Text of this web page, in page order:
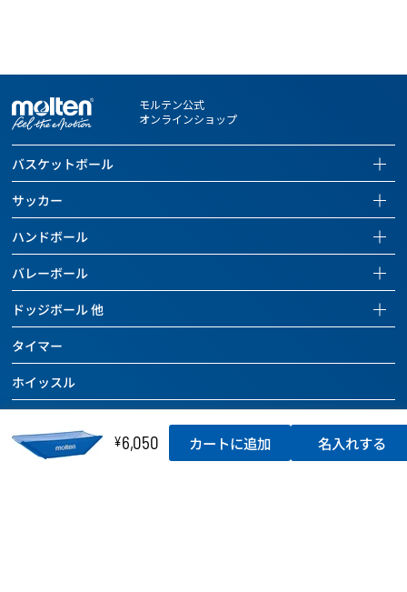
¥6,050 カートに追加 名入れする
きなくなる場合がございます。
モルテン公式
オンラインショップ
バスケットボール
バスケットボールページを見る
全ての商品を見る
バスケットボール
バッグ
ボールケアグッズ
チーム用具
レフェリー用具
トレーニング用具
カウンター
バスケットボール関連用具
サッカー
サッカーページを見る
全ての商品を見る
サッカーボール
バッグ
ボールケアグッズ
チーム用具
レフェリー用具
トレーニング用具
ハンドボール
ハンドボールページを見る
全ての商品を見る
ハンドボール
バッグ
ボールケアグッズ
チーム用具
レフェリー用具
バレーボール
バレーボールページを見る
全ての商品を見る
バレーボール
バッグ
チーム用具
ドッジボール 他
ドッジボールページを見る
全ての商品を見る
ドッジボール
その他のボール
バッグ
タイマー
ホイッスル
空気入れ